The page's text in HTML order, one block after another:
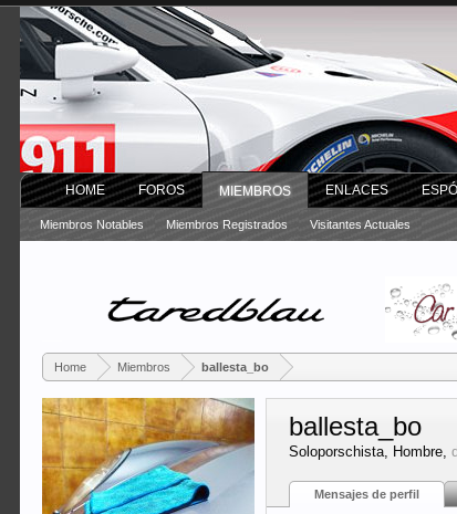
Home Miembros ballesta_bo
ballesta_bo
Soloporschista, Hombre,
Mensajes de perfil
HOME FOROS MIEMBROS
Miembros Notables Miembros Registrados Visitantes Actuales
ENLACES